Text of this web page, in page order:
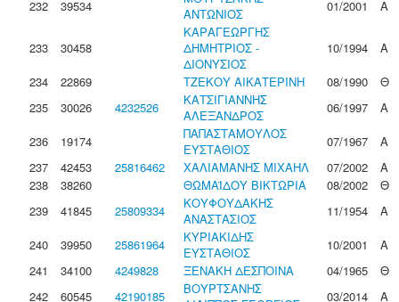
232 39534
ΑΝΤΩΝΙΟΣ
01/2001 Α
233 30458
ΚΑΡΑΓΕΩΡΓΗΣ
ΔΗΜΗΤΡΙΟΣ -
ΔΙΟΝΥΣΙΟΣ
10/1994
Α
234
22869 ΤΖΕΚΟΥ ΑΙΚΑΤΕΡΙΝΗ 08/1990
Θ
235
30026 4232526
ΚΑΤΣΙΓΙΑΝΝΗΣ
ΑΛΕΞΑΝΔΡΟΣ
06/1997
Α
236
19174
ΠΑΠΑΣΤΑΜΟΥΛΟΣ
ΕΥΣΤΑΘΙΟΣ
07/1967
Α
237
42453 25816462 ΧΑΛΙΑΜΑΝΗΣ ΜΙΧΑΗΛ 07/2002
Α
238
38260 ΘΩΜΑΪΔΟΥ ΒΙΚΤΩΡΙΑ 08/2002
Θ
239
41845 25809334
ΚΟΥΦΟΥΔΑΚΗΣ
ΑΝΑΣΤΑΣΙΟΣ
11/1954
Α
240
39950 25861964
ΚΥΡΙΑΚΙΔΗΣ
ΕΥΣΤΑΘΙΟΣ
10/2001
Α
241
34100 4249828 ΞΕΝΑΚΗ ΔΕΣΠΟΙΝΑ 04/1965
Θ
242
60545 42190185
ΒΟΥΡΤΣΑΝΗΣ
03/2014
Α